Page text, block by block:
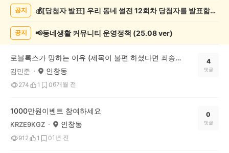
글
공지 💰[당첨자 발표] 우리 동네 썰전 12회차 당첨자를 발표합니다!
공지 📢동네생활 커뮤니티 운영정책 (25.08 ver)
로블록스가 망하는 이유 (제목이 불편 하셨다면 죄송 합니다)
김민준 인창동
274 1 06개월 전
4
댓글
1000만원이벤트 참여하세요
KRZE9KGZ 인창동
912 1 01년 전
0
댓글